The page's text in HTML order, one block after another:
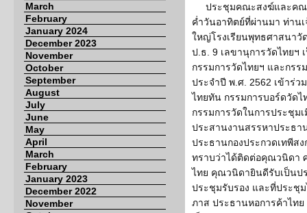
March
February
January 2024
December 2023
November
October
September
August
July
June
May
April
March
February
January 2023
December 2022
November
ประชุมคณะสงฆ์และคณ
ค่ำวันอาทิตย์ที่ผ่านมา ท่าน
ใหญ่โรงเรียนพุทธศาสนา
ป.ธ. 9 เลขานุการวัดไทย
กรรมการวัดไทยฯ และกรร
ประจำปี พ.ศ. 2562 เข้าร่
ไทยทัน กรรมการบอร์ดวัด
กรรมการวัดในการประชุม
ประสานงานสรรหาประธา
ประธานกองประกวดเทพีส
ทราบว่าได้ติดต่อคุณวนิดา
ไทย คุณวนิดายินดีรับเป็นป
ประชุมรับรอง และที่ประชุ
ภาส ประธานหอการค้าไท